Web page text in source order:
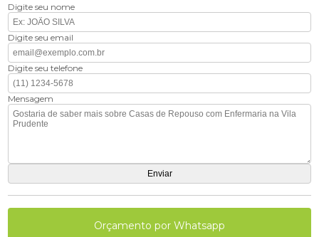
Digite seu nome
Digite seu email
Digite seu telefone
Mensagem
Orçamento por Whatsapp